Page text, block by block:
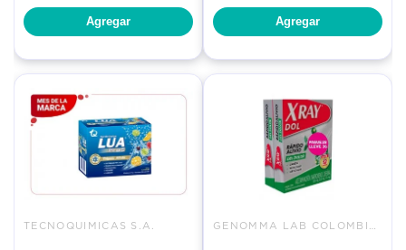
Agregar Agregar
TECNOQUIMICAS S.A.